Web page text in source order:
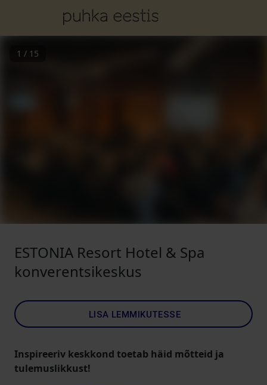
1 / 15
ESTONIA Resort Hotel & Spa
konverentsikeskus
LISA LEMMIKUTESSE
Inspireeriv keskkond toetab häid mõtteid ja
tulemuslikkust!